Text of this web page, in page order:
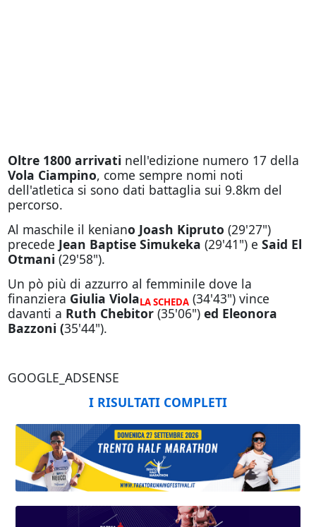
Oltre 1800 arrivati nell'edizione numero 17 della
Vola Ciampino, come sempre nomi noti
dell'atletica si sono dati battaglia sui 9.8km del
percorso.
Al maschile il keniano Joash Kipruto (29'27")
precede Jean Baptise Simukeka (29'41") e Said El
Otmani (29'58").
Un pò più di azzurro al femminile dove la
finanziera Giulia ViolaLA SCHEDA (34'43") vince
davanti a Ruth Chebitor (35'06")ed Eleonora
Bazzoni (35'44").
GOOGLE_ADSENSE
I RISULTATI COMPLETI